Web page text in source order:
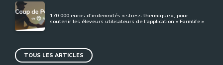
170.000 euros d’indemnités « stress thermique », pour
soutenir les éleveurs utilisateurs de l’application « Farmlife »
TOUS LES ARTICLES